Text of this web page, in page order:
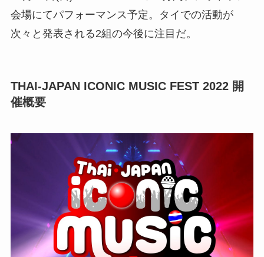
会場にてパフォーマンス予定。タイでの活動が
次々と発表される2組の今後に注目だ。
THAI-JAPAN ICONIC MUSIC FEST 2022 開
催概要